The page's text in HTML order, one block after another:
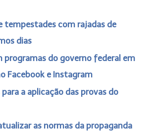
tempestades com rajadas de
dias
programas do governo federal em
Facebook e Instagram
a aplicação das provas do
as normas da propaganda